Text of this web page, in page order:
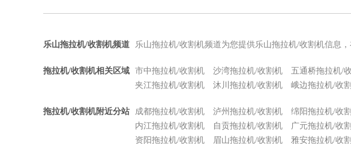
乐山拖拉机/收割机频道 乐山拖拉机/收割机频道为您提供乐山拖拉机/收割机信息
拖拉机/收割机相关区域 市中拖拉机/收割机 沙湾拖拉机/收割机 五通桥拖拉机/
夹江拖拉机/收割机
沐川拖拉机/收割机 峨边拖拉机/收
拖拉机/收割机附近分站 成都拖拉机/收割机 泸州拖拉机/收割机 绵阳拖拉机/收
内江拖拉机/收割机
自贡拖拉机/收割机 广元拖拉机/收
资阳拖拉机/收割机
眉山拖拉机/收割机 雅安拖拉机/收